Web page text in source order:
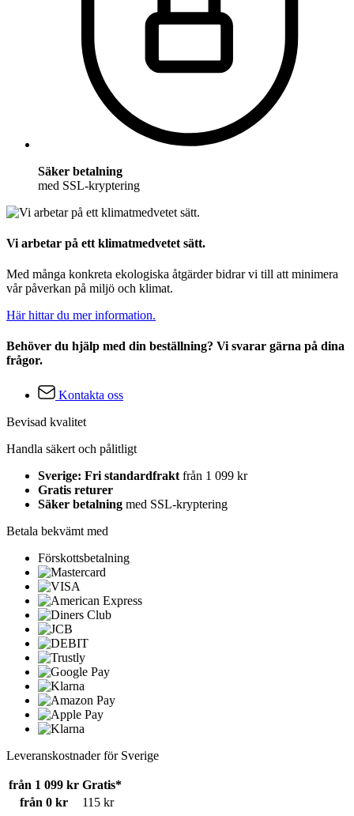
Säker betalning
med SSL-kryptering
Vi arbetar på ett klimatmedvetet sätt.
Med många konkreta ekologiska åtgärder bidrar vi till att minimera
vår påverkan på miljö och klimat.
Här hittar du mer information.
Behöver du hjälp med din beställning? Vi svarar gärna på dina
frågor.
Kontakta oss
Bevisad kvalitet
Handla säkert och pålitligt
Sverige: Fri standardfrakt från 1 099 kr
Gratis returer
Säker betalning med SSL-kryptering
Betala bekvämt med
Förskottsbetalning
Leveranskostnader för Sverige
från 1 099 kr Gratis*
från 0 kr
115 kr